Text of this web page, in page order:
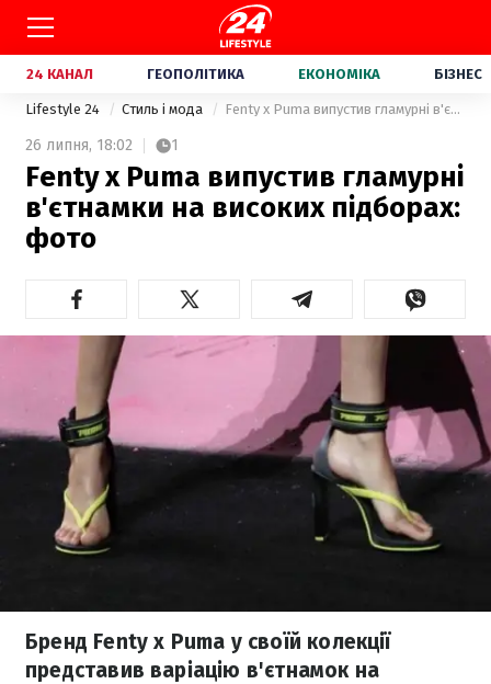
24 КАНАЛ ГЕОПОЛІТИКА ЕКОНОМІКА БІЗНЕС
Lifestyle 24 Стиль і мода Fenty x Puma випустив гламурні в'єтнамки на високих підборах: фото
26 липня, 18:02 1
Fenty x Puma випустив гламурні
в'єтнамки на високих підборах:
фото
Бренд Fenty x Pumа у своїй колекції
представив варіацію в'єтнамок на